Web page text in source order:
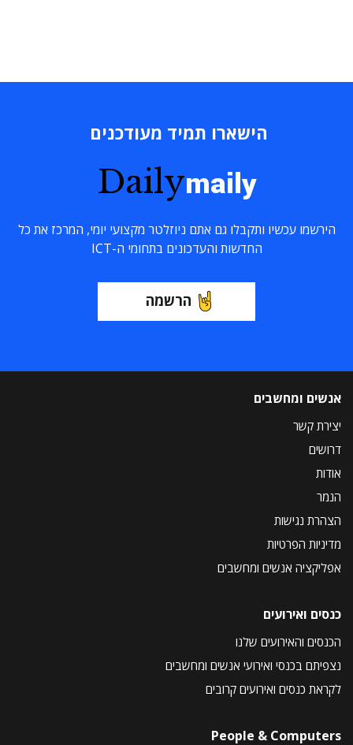
הישארו תמיד מעודכנים
Dailymaily
הירשמו עכשיו ותקבלו גם אתם ניוזלטר מקצועי יומי, המרכז את כל
החדשות והעדכונים בתחומי ה-ICT
הרשמה
אנשים ומחשבים
יצירת קשר
דרושים
אודות
הנמר
הצהרת נגישות
מדיניות הפרטיות
אפליקציה אנשים ומחשבים
כנסים ואירועים
הכנסים והאירועים שלנו
נצפיתם בכנסי ואירועי אנשים ומחשבים
לקראת כנסים ואירועים קרובים
People & Computers